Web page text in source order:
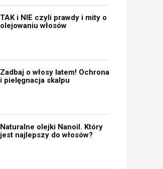
TAK i NIE czyli prawdy i mity o
olejowaniu włosów
Zadbaj o włosy latem! Ochrona
i pielęgnacja skalpu
Naturalne olejki Nanoil. Który
jest najlepszy do włosów?